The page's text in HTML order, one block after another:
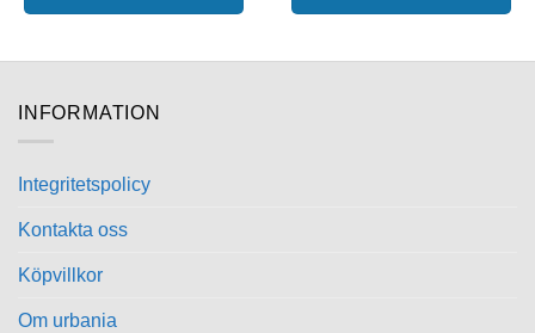
INFORMATION
Integritetspolicy
Kontakta oss
Köpvillkor
Om urbania